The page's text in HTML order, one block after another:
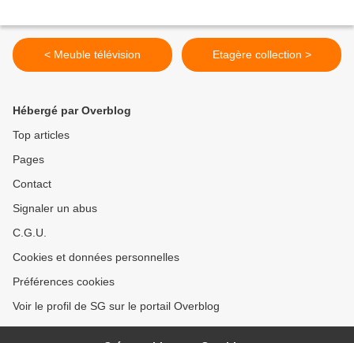
< Meuble télévision Etagère collection >
Hébergé par Overblog
Top articles
Pages
Contact
Signaler un abus
C.G.U.
Cookies et données personnelles
Préférences cookies
Voir le profil de SG sur le portail Overblog